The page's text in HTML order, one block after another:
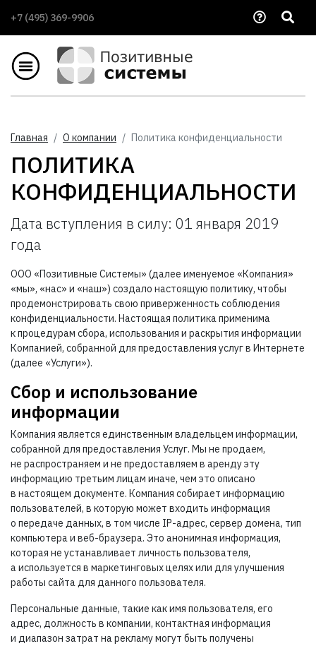
+7 (495) 369-9906
Главная О компании Политика конфиденциальности
ПОЛИТИКА
КОНФИДЕНЦИАЛЬНОСТИ
Дата вступления в силу: 01 января 2019
года
ООО «Позитивные Системы» (далее именуемое «Компания»
«мы», «нас» и «наш») создало настоящую политику, чтобы
продемонстрировать свою приверженность соблюдения
конфиденциальности. Настоящая политика применима
к процедурам сбора, использования и раскрытия информации
Компанией, собранной для предоставления услуг в Интернете
(далее «Услуги»).
Сбор и использование
информации
Компания является единственным владельцем информации,
собранной для предоставления Услуг. Мы не продаем,
не распространяем и не предоставляем в аренду эту
информацию третьим лицам иначе, чем это описано
в настоящем документе. Компания собирает информацию
пользователей, в которую может входить информация
о передаче данных, в том числе IP-адрес, сервер домена, тип
компьютера и веб-браузера. Это анонимная информация,
которая не устанавливает личность пользователя,
а используется в маркетинговых целях или для улучшения
работы сайта для данного пользователя.
Персональные данные, такие как имя пользователя, его
адрес, должность в компании, контактная информация
и диапазон затрат на рекламу могут быть получены